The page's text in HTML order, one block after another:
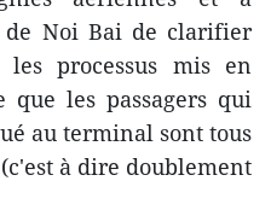
Noi Bai de clarifier
processus mis en
les passagers qui
au terminal sont tous
à dire doublement